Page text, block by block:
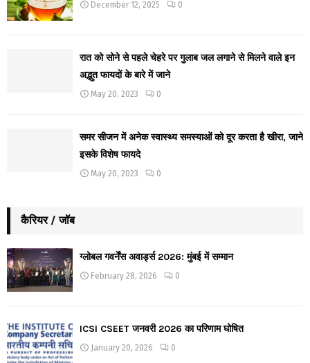
December 12, 2025 0
रात को सोने से पहले चेहरे पर गुलाब जल लगाने से मिलने वाले इन
अद्भुत फायदों के बारे में जाने
May 20, 2023 0
समर सीजन में अनेक स्वास्थ्य समस्याओं को दूर करता है खीरा, जाने
इसके विशेष फायदे
May 20, 2023 0
कैरियर / जॉब
ग्लोबल गवर्नेंस अवार्ड्स 2026: मुंबई में सम्मान
February 28, 2026 0
ICSI CSEET जनवरी 2026 का परिणाम घोषित
January 20, 2026 0